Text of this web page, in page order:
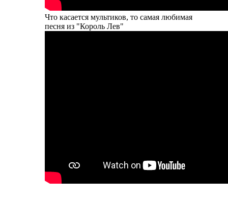
Что касается мультиков, то самая любимая
песня из "Король Лев"